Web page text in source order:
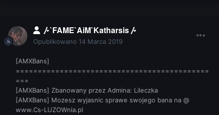
〴`FAME`AiM`Katharsis〴
Opublikowano 14 Marca 2019
[AMXBans]
============================================
===
[AMXBans] Zbanowany przez Admina: Lileczka
[AMXBans] Mozesz wyjasnic sprawe swojego bana na @
www.Cs-LUZOWnia.pl